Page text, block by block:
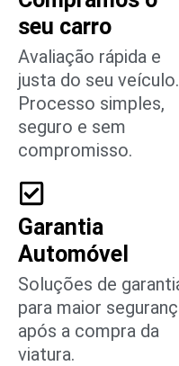
seu carro
Avaliação rápida e
justa do seu veículo.
Processo simples,
seguro e sem
compromisso.
Garantia
Automóvel
Soluções de
para maior
após a compra da
viatura.